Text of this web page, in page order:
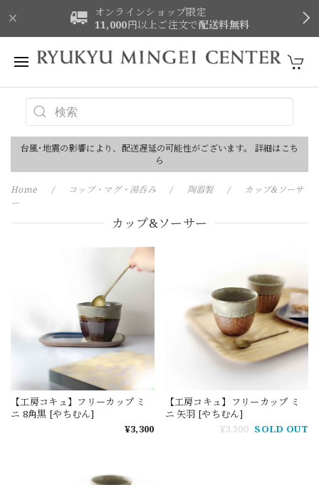
オンラインショップ限定
11,000円以上ご注文で配送料無料
台風･地震の影響により、配送遅延の可能性がございます。 詳細はこち
ら
Home コップ・マグ・湯呑み 陶器製
カップ&ソーサ
ー
カップ&ソーサー
【工房コキュ】フリーカップ ミ
ニ 8角黒 [やちむん]
¥3,300
【工房コキュ】フリーカップ ミ
ニ 矢羽 [やちむん]
¥3,300 SOLD OUT